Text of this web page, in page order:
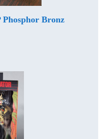
Bronz